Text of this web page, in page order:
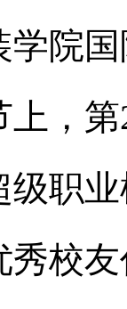
院国
第
职
校